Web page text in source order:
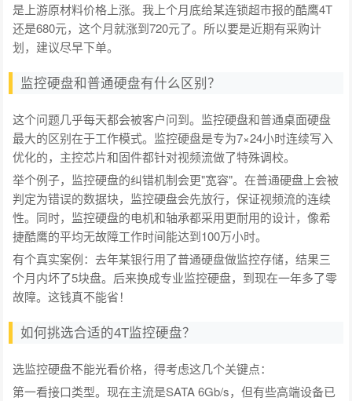
是上游原材料价格上涨。我上个月底给某连锁超市报的酷鹰4T
还是680元，这个月就涨到720元了。所以要是近期有采购计
划，建议尽早下单。
监控硬盘和普通硬盘有什么区别？
这个问题几乎每天都会被客户问到。监控硬盘和普通桌面硬盘
最大的区别在于工作模式。监控硬盘是专为7×24小时连续写入
优化的，主控芯片和固件都针对视频流做了特殊调校。
举个例子，监控硬盘的纠错机制会更"宽容"。在普通硬盘上会被
判定为错误的数据块，监控硬盘会先放行，保证视频流的连续
性。同时，监控硬盘的电机和轴承都采用更耐用的设计，像希
捷酷鹰的平均无故障工作时间能达到100万小时。
有个真实案例：去年某银行用了普通硬盘做监控存储，结果三
个月内坏了5块盘。后来换成专业监控硬盘，到现在一年多了零
故障。这钱真不能省！
如何挑选合适的4T监控硬盘？
选监控硬盘不能光看价格，得考虑这几个关键点：
第一看接口类型。现在主流是SATA 6Gb/s，但有些高端设备已